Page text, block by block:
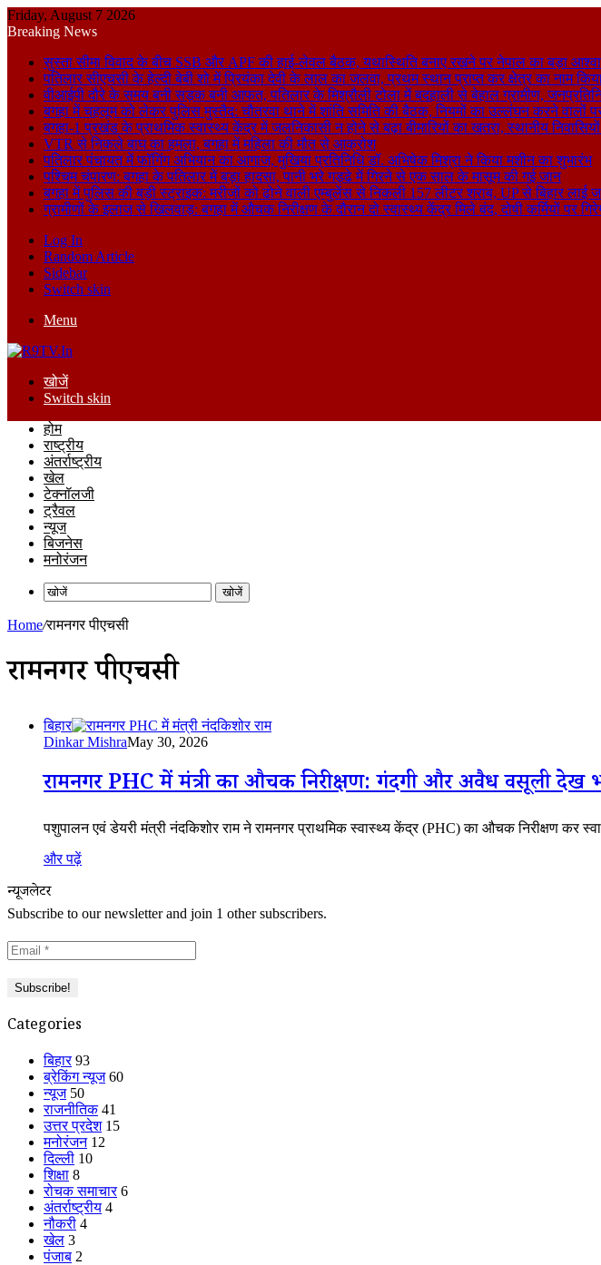
Friday, August 7 2026
Breaking News
सुस्ता सीमा विवाद के बीच SSB और APF की हाई-लेवल बैठक, यथास्थिति बनाए रखने पर नेपाल का बड़ा
पतिलार सीएचसी के हेल्दी बेबी शो में प्रियंका देवी के लाल का जलवा, प्रथम स्थान प्राप्त कर क्षेत्र का नाम
वीआईपी दौरे के समय बनी सड़क बनी आफत, पतिलार के मिश्रौली टोला में बदहाली से बेहाल ग्रामीण,
बगहा में चहलूम को लेकर पुलिस मुस्तैद: चौतरवा थाने में शांति समिति की बैठक, नियमों का उल्लंघन करने वालों पर
बगहा-1 प्रखंड के प्राथमिक स्वास्थ्य केंद्र में जलनिकासी न होने से बढ़ा बीमारियों का खतरा, स्थानीय
VTR से निकले बाघ का हमला, बगहा में महिला की मौत से आक्रोश
पतिलार पंचायत में फॉगिंग अभियान का आगाज, मुखिया प्रतिनिधि डॉ. अभिषेक मिश्रा ने किया मशीन का शुभारंभ
पश्चिम चंपारण: बगहा के पतिलार में बड़ा हादसा, पानी भरे गड्ढे में गिरने से एक साल के मासूम की गई जान
बगहा में पुलिस की बड़ी स्ट्राइक: मरीजों को ढोने वाली एम्बुलेंस से निकली 157 लीटर शराब, UP से बिहार लाई
ग्रामीणों के इलाज से खिलवाड़: बगहा में औचक निरीक्षण के दौरान दो स्वास्थ्य केंद्र मिले बंद, दोषी कर्मियों पर
Log In
Random Article
Sidebar
Switch skin
Menu
खोजें
Switch skin
होम
राष्ट्रीय
अंतर्राष्ट्रीय
खेल
टेक्नॉलजी
ट्रैवल
न्यूज
बिजनेस
मनोरंजन
खोजें
Home/रामनगर पीएचसी
रामनगर पीएचसी
बिहार
Dinkar MishraMay 30, 2026
रामनगर PHC में मंत्री का औचक निरीक्षण: गंदगी और अवैध वसूली देख
पशुपालन एवं डेयरी मंत्री नंदकिशोर राम ने रामनगर प्राथमिक स्वास्थ्य केंद्र (PHC) का औचक निरीक्षण कर
और पढ़ें
न्यूजलेटर
Subscribe to our newsletter and join 1 other subscribers.
Categories
बिहार 93
ब्रेकिंग न्यूज 60
न्यूज 50
राजनीतिक 41
उत्तर प्रदेश 15
मनोरंजन 12
दिल्ली 10
शिक्षा 8
रोचक समाचार 6
अंतर्राष्ट्रीय 4
नौकरी 4
खेल 3
पंजाब 2